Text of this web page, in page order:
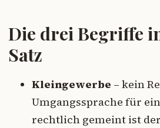
Die drei Begriffe
Satz
Kleingewerbe – kein
Umgangssprache für
rechtlich gemeint ist der